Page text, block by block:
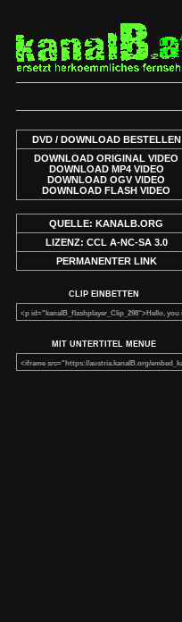
DVD / DOWNLOAD BESTELLEN
DOWNLOAD ORIGINAL VIDEO
DOWNLOAD MP4 VIDEO
DOWNLOAD OGV VIDEO
DOWNLOAD FLASH VIDEO
QUELLE: KANALB.ORG
LIZENZ: CCL A-NC-SA 3.0
PERMANENTER LINK
CLIP EINBETTEN
MIT UNTERTITEL MENUE